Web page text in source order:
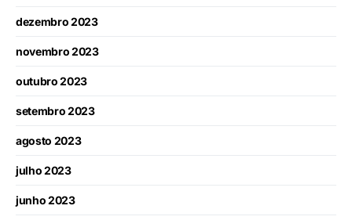
dezembro 2023
novembro 2023
outubro 2023
setembro 2023
agosto 2023
julho 2023
junho 2023